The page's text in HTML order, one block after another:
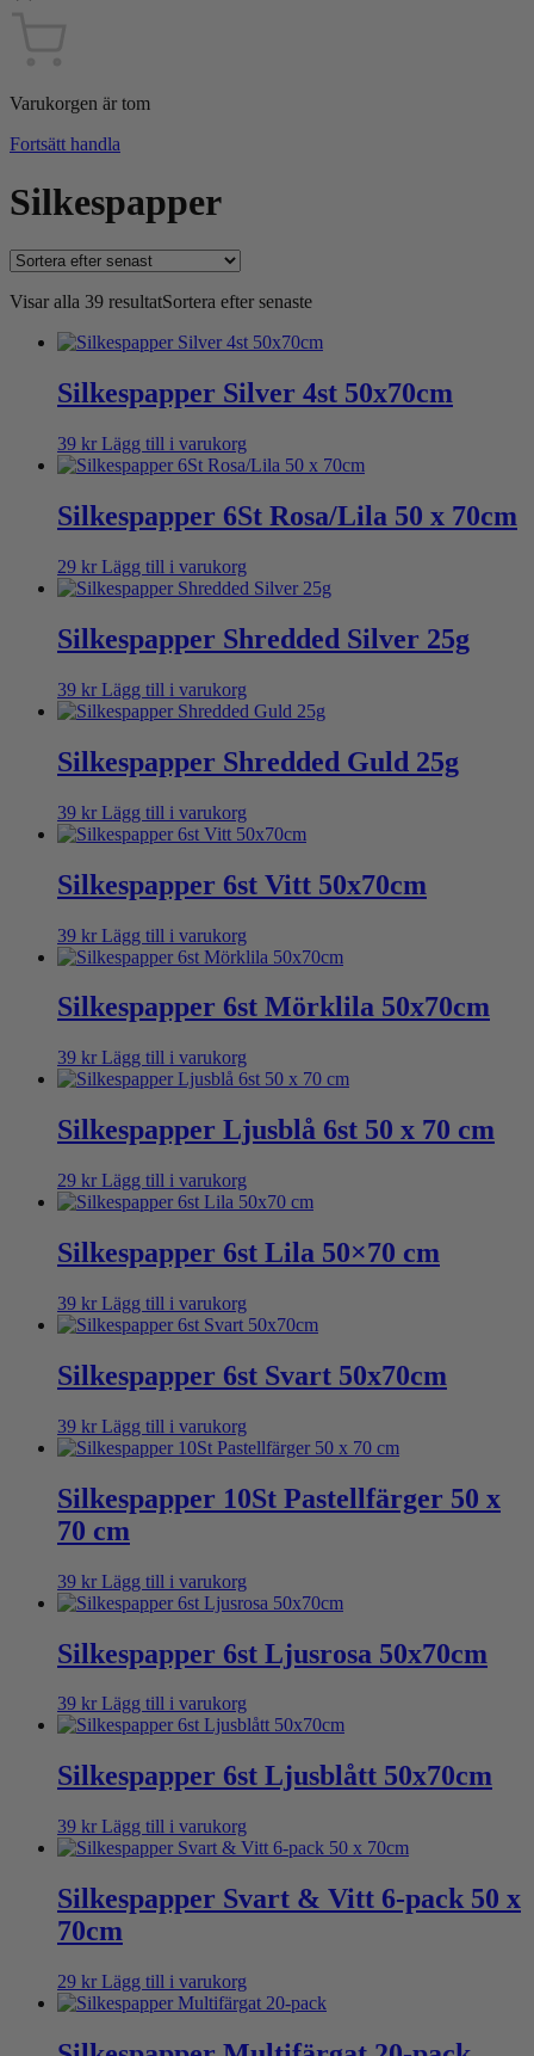
Varukorgen är tom
Fortsätt handla
Silkespapper
Visar alla 39 resultatSortera efter senaste
Silkespapper Silver 4st 50x70cm
39 kr Lägg till i varukorg
Silkespapper 6St Rosa/Lila 50 x 70cm
29 kr Lägg till i varukorg
Silkespapper Shredded Silver 25g
39 kr Lägg till i varukorg
Silkespapper Shredded Guld 25g
39 kr Lägg till i varukorg
Silkespapper 6st Vitt 50x70cm
39 kr Lägg till i varukorg
Silkespapper 6st Mörklila 50x70cm
39 kr Lägg till i varukorg
Silkespapper Ljusblå 6st 50 x 70 cm
29 kr Lägg till i varukorg
Silkespapper 6st Lila 50×70 cm
39 kr Lägg till i varukorg
Silkespapper 6st Svart 50x70cm
39 kr Lägg till i varukorg
Silkespapper 10St Pastellfärger 50 x
70 cm
39 kr Lägg till i varukorg
Silkespapper 6st Ljusrosa 50x70cm
39 kr Lägg till i varukorg
Silkespapper 6st Ljusblått 50x70cm
39 kr Lägg till i varukorg
Silkespapper Svart & Vitt 6-pack 50 x
70cm
29 kr Lägg till i varukorg